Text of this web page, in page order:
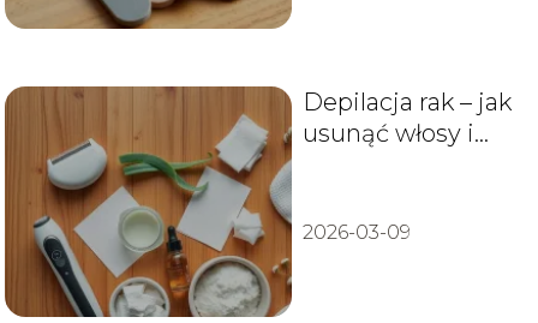
Depilacja rak – jak
usunąć włosy i
2026-03-09